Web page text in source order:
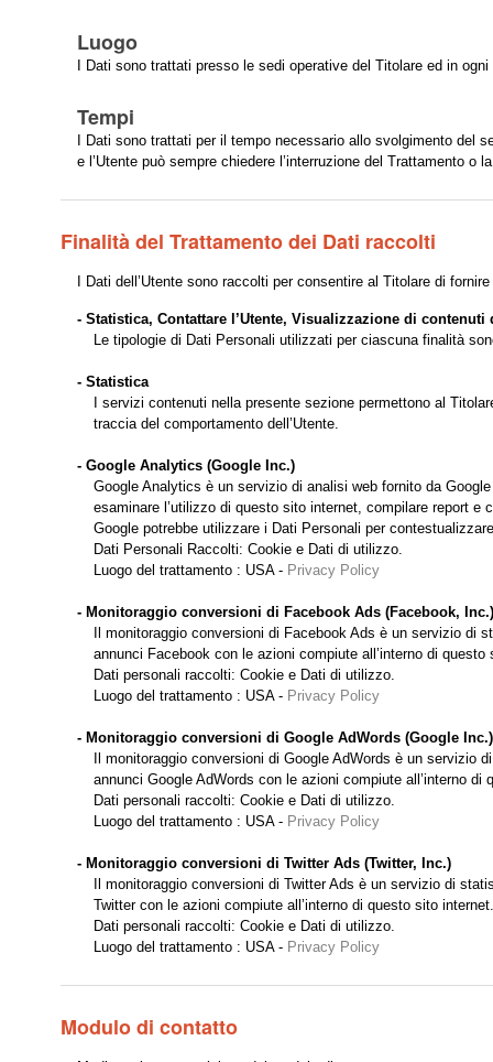
Luogo
I Dati sono trattati presso le sedi operative del Titolare ed in
Tempi
I Dati sono trattati per il tempo necessario allo svolgimento del
e l’Utente può sempre chiedere l’interruzione del Trattamento o
Finalità del Trattamento dei Dati raccolti
I Dati dell’Utente sono raccolti per consentire al Titolare di
- Statistica, Contattare l’Utente, Visualizzazione di
Le tipologie di Dati Personali utilizzati per ciascuna finalità
- Statistica
I servizi contenuti nella presente sezione permettono al
traccia del comportamento dell’Utente.
- Google Analytics (Google Inc.)
Google Analytics è un servizio di analisi web fornito da
esaminare l’utilizzo di questo sito internet, compilare report
Google potrebbe utilizzare i Dati Personali per
Dati Personali Raccolti: Cookie e Dati di utilizzo.
Luogo del trattamento : USA - Privacy Policy
- Monitoraggio conversioni di Facebook Ads (Facebook, Inc.)
Il monitoraggio conversioni di Facebook Ads è un servizio
annunci Facebook con le azioni compiute all’interno di questo
Dati personali raccolti: Cookie e Dati di utilizzo.
Luogo del trattamento : USA - Privacy Policy
- Monitoraggio conversioni di Google AdWords (Google Inc.)
Il monitoraggio conversioni di Google AdWords è un
annunci Google AdWords con le azioni compiute all’interno di
Dati personali raccolti: Cookie e Dati di utilizzo.
Luogo del trattamento : USA - Privacy Policy
- Monitoraggio conversioni di Twitter Ads (Twitter, Inc.)
Il monitoraggio conversioni di Twitter Ads è un servizio di
Twitter con le azioni compiute all’interno di questo sito internet.
Dati personali raccolti: Cookie e Dati di utilizzo.
Luogo del trattamento : USA - Privacy Policy
Modulo di contatto